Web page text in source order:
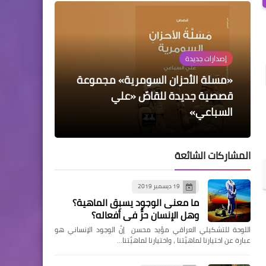
إصدارات جديدة
«مسلة الأحزان السومرية» مجموعة
قصصية جديدة للقاصّ «علي
السباعي»
سلايدر رئيسي
كيف يتنفس الأموات؟
نصوص
عن العزلة
شعر
إلى صاحبة الضفيرة الفاتنة
شخصيات
محمد مهدي الجواهري
المشاركات الشائعة
19 ديسمبر 2019
ما معنى الوجود يسبِق الماهية؟
وهل الإنسان حرٌّ في أفعاله؟
اللوحة للتشكيلي العراقي مؤيد محسن إنَّ الوجود الإنساني هو
عبارة عن اختيارنا لماهيَّتنا ، واختيارنا لماهيَّتنا…